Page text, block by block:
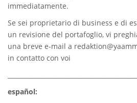
immediatamente.
Se sei proprietario di business e di
un revisione del portafoglio, vi
una breve e-mail a
in contatto con voi
español: